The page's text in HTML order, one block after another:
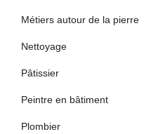
Métiers autour de la pierre
Nettoyage
Pâtissier
Peintre en bâtiment
Plombier